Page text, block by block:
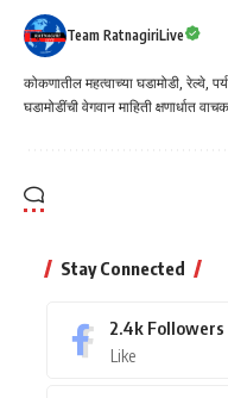
Team RatnagiriLive
कोकणातील महत्वाच्या घडामोडी,
घडामोडींची वेगवान माहिती क्षणार्धात
Stay Connected
2.4k Followers
Like